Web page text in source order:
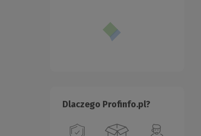
Dlaczego Profinfo.pl?